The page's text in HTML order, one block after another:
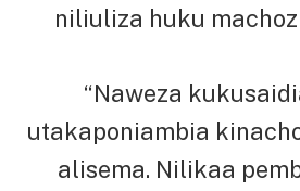
niliuliza huku
“Naweza
utakaponiambia
alisema. Nilikaa